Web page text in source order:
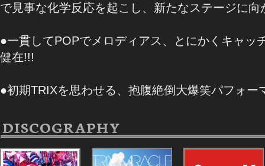
で見事な化学反応を起こし、新たなステージに向
●一貫してPOPでメロディアス、とにかくキャッ
健在!!!
●初期TRIXを思わせる、抱腹絶倒大爆笑パフォー
DISCOGRAPHY